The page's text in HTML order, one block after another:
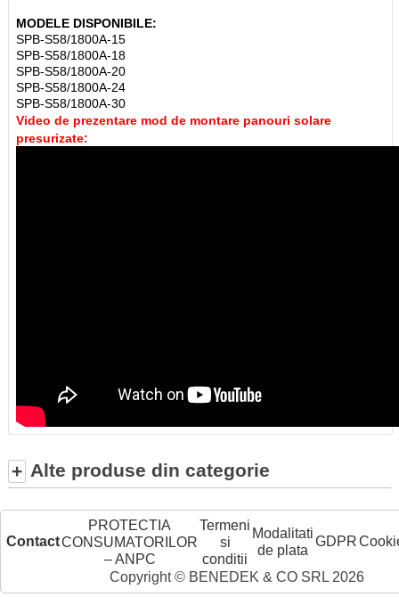
MODELE DISPONIBILE:
SPB-S58/1800A-15
SPB-S58/1800A-18
SPB-S58/1800A-20
SPB-S58/1800A-24
SPB-S58/1800A-30
Video de prezentare mod de montare panouri solare
presurizate:
+ Alte produse din categorie
Contact
PROTECTIA
CONSUMATORILOR
– ANPC
Termeni
si
conditii
Modalitati
de plata
GDPR
Copyright © BENEDEK & CO SRL 2026